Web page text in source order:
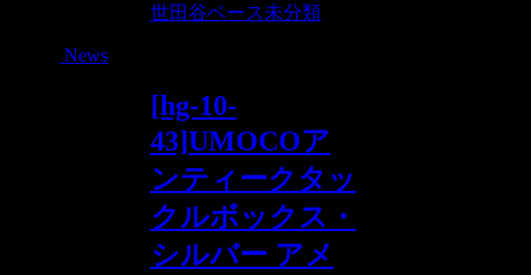
世田谷ベース未分類
News
[hg-10-
43]UMOCOア
ンティークタッ
クルボックス・
シルバー アメ